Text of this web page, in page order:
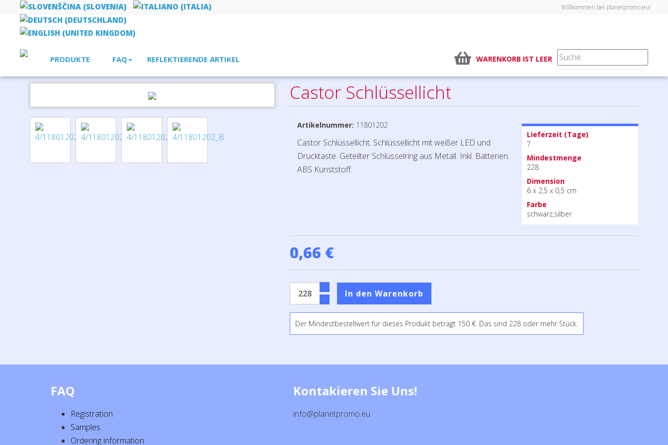
Willkommen bei planetpromo.eu!
PRODUKTE FAQ REFLEKTIERENDE ARTIKEL WARENKORB IST LEER
Kleine Geschenke Castor Schlüssellicht
Castor Schlüssellicht
Artikelnummer: 11801202
Castor Schlüssellicht. Schlüssellicht mit weißer LED und
Drucktaste. Geteilter Schlüsselring aus Metall. Inkl. Batterien.
ABS Kunststoff.
Lieferzeit (Tage)
7
Mindestmenge
228
Dimension
6 x 2,5 x 0,5 cm
Farbe
schwarz,silber
0,66 €
Der Mindestbestellwert für dieses Produkt beträgt 150 €. Das sind 228 oder mehr Stück.
FAQ
Registration
Samples
Ordering information
Kontakieren Sie Uns!
info@planetpromo.eu